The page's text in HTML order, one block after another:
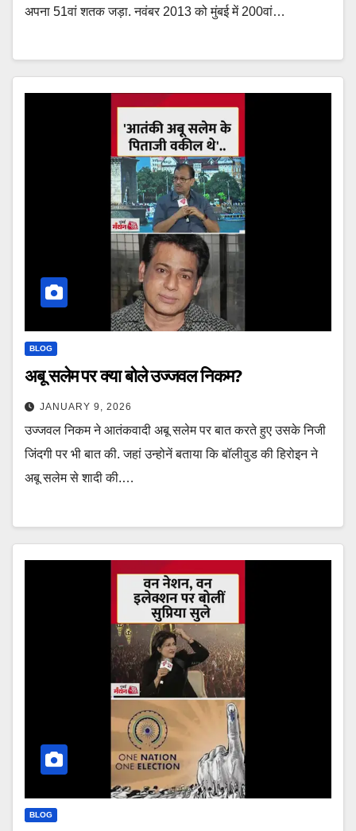
अपना 51वां शतक जड़ा. नवंबर 2013 को मुंबई में 200वां…
BLOG
अबू सलेम पर क्या बोले उज्जवल निकम?
JANUARY 9, 2026
उज्जवल निकम ने आतंकवादी अबू सलेम पर बात करते हुए उसके निजी
जिंदगी पर भी बात की. जहां उन्होनें बताया कि बॉलीवुड की हिरोइन ने
अबू सलेम से शादी की.…
BLOG